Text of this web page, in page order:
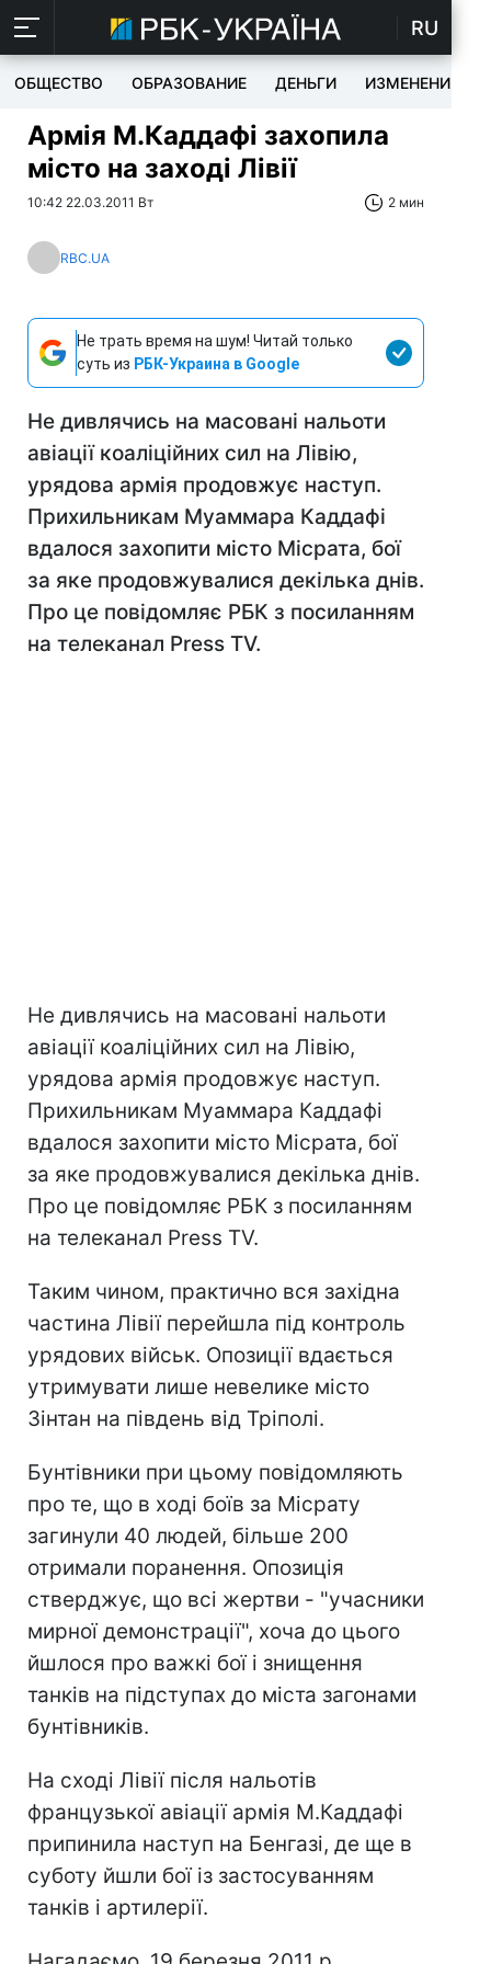
RU
ОБЩЕСТВО ОБРАЗОВАНИЕ ДЕНЬГИ ИЗМЕНЕНИЯ
Армія М.Каддафі захопила
місто на заході Лівії
10:42 22.03.2011 Вт 2 мин
RBC.UA
Не трать время на шум! Читай только
суть из РБК-Украина в Google
Не дивлячись на масовані нальоти
авіації коаліційних сил на Лівію,
урядова армія продовжує наступ.
Прихильникам Муаммара Каддафі
вдалося захопити місто Місрата, бої
за яке продовжувалися декілька днів.
Про це повідомляє РБК з посиланням
на телеканал Press TV.
Не дивлячись на масовані нальоти
авіації коаліційних сил на Лівію,
урядова армія продовжує наступ.
Прихильникам Муаммара Каддафі
вдалося захопити місто Місрата, бої
за яке продовжувалися декілька днів.
Про це повідомляє РБК з посиланням
на телеканал Press TV.
Таким чином, практично вся західна
частина Лівії перейшла під контроль
урядових військ. Опозиції вдається
утримувати лише невелике місто
Зінтан на південь від Тріполі.
Бунтівники при цьому повідомляють
про те, що в ході боїв за Місрату
загинули 40 людей, більше 200
отримали поранення. Опозиція
стверджує, що всі жертви - "учасники
мирної демонстрації", хоча до цього
йшлося про важкі бої і знищення
танків на підступах до міста загонами
бунтівників.
На сході Лівії після нальотів
французької авіації армія М.Каддафі
припинила наступ на Бенгазі, де ще в
суботу йшли бої із застосуванням
танків і артилерії.